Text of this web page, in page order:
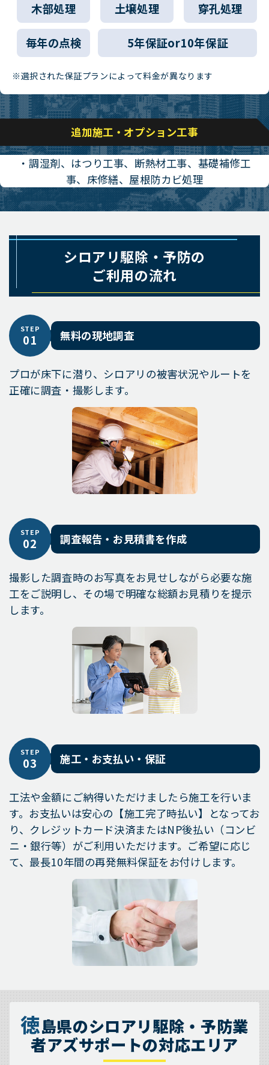
木部処理 土壌処理 穿孔処理
毎年の点検 5年保証or10年保証
※選択された保証プランによって料金が異なります
追加施工・オプション工事
・調湿剤、はつり工事、断熱材工事、基礎補修工
事、床修繕、屋根防カビ処理
シロアリ駆除・予防の
ご利用の流れ
STEP
01 無料の現地調査
プロが床下に潜り、シロアリの被害状況やルートを
正確に調査・撮影します。
STEP
02 調査報告・お見積書を作成
撮影した調査時のお写真をお見せしながら必要な施
工をご説明し、その場で明確な総額お見積りを提示
します。
STEP
03 施工・お支払い・保証
工法や金額にご納得いただけましたら施工を行いま
す。お支払いは安心の【施工完了時払い】となってお
り、クレジットカード決済またはNP後払い（コンビ
ニ・銀行等）がご利用いただけます。ご希望に応じ
て、最長10年間の再発無料保証をお付けします。
徳島県のシロアリ駆除・予防業
者アズサポートの対応エリア